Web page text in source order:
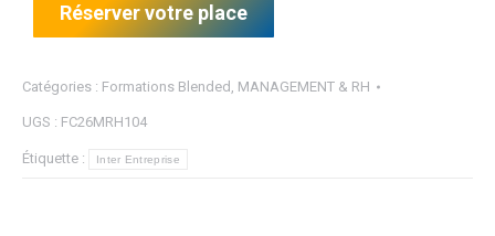
Réserver votre place
Catégories : Formations Blended , MANAGEMENT & RH
UGS : FC26MRH104
Étiquette : Inter Entreprise